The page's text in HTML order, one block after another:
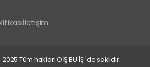
İletişim
Tüm hakları OİŞ BU İŞ 'de saklıdır.